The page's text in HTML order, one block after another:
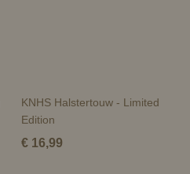
KNHS Halstertouw - Limited
Edition
€ 16,99